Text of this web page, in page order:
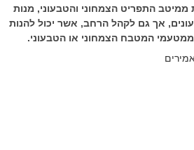
ממיטב התפריט הצמחוני והטבעוני, מנות
אך גם לקהל הרחב, אשר יכול להנות
המטבח הצמחוני או הטבעוני.